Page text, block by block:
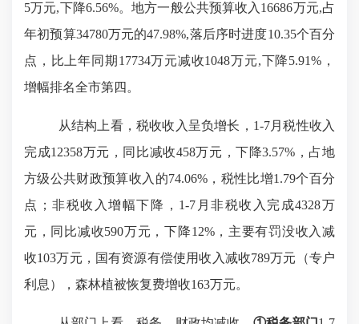
5万元,下降6.56%。地方一般公共预算收入16686万元,占
年初预算34780万元的47.98%,落后序时进度10.35个百分
点，比上年同期17734万元减收1048万元,下降5.91%，
增幅排名全市第四。
从结构上看，税收收入呈负增长， 1-7月税性收入
完成12358万元，同比减收458万元，下降3.57%，占地
方级公共财政预算收入的74.06%，税性比增1.79个百分
点；非税收入增幅下降，1-7月非税收入完成4328万
元，同比减收590万元，下降12%，主要有罚没收入减
收103万元，国有资源有偿使用收入减收789万元（专户
利息），森林植被恢复费增收163万元。